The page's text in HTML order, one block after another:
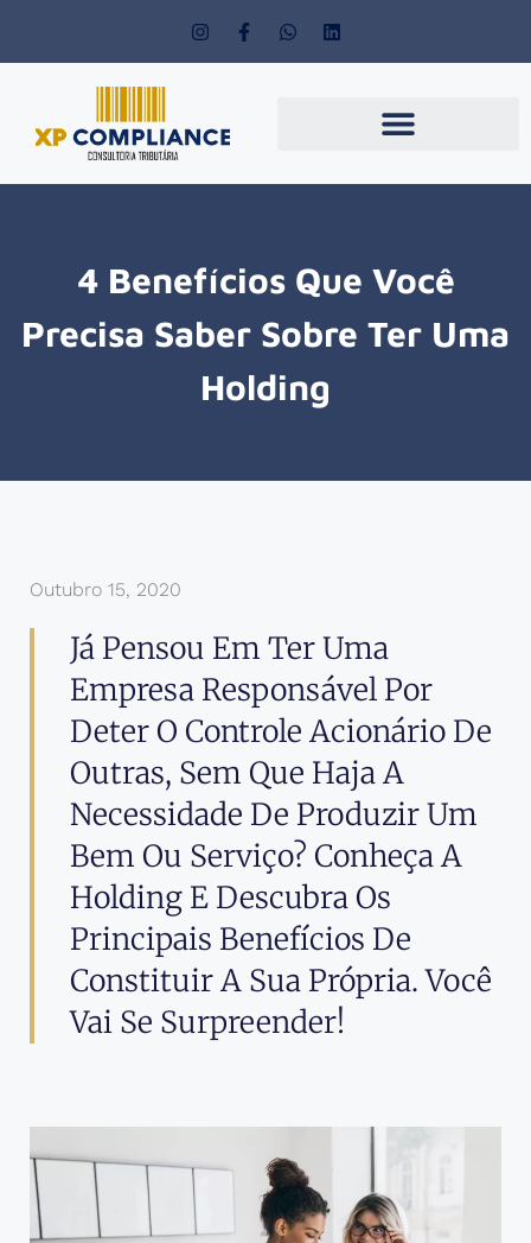
4 Benefícios Que Você
Precisa Saber Sobre Ter Uma
Holding
Outubro 15, 2020
Já Pensou Em Ter Uma
Empresa Responsável Por
Deter O Controle Acionário De
Outras, Sem Que Haja A
Necessidade De Produzir Um
Bem Ou Serviço? Conheça A
Holding E Descubra Os
Principais Benefícios De
Constituir A Sua Própria. Você
Vai Se Surpreender!